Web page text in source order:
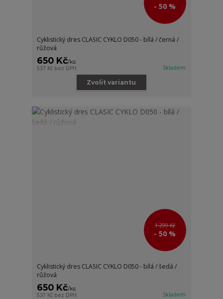
- 50 %
Cyklistický dres CLASIC CYKLO D050 - bílá / černá /
růžová
650 Kč/ks
537 Kč bez DPH Skladem
Zvolit variantu
1 299 Kč
- 50 %
Cyklistický dres CLASIC CYKLO D050 - bílá / šedá /
růžová
650 Kč/ks
537 Kč bez DPH Skladem